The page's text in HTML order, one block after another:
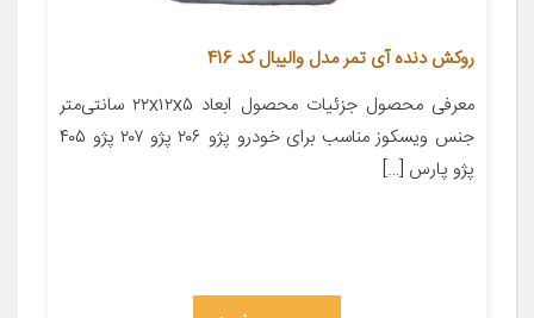
روکش دنده آی تمر مدل والیبال کد 416
معرفی محصول جزئیات محصول ابعاد ۲۲x۱۲x۵ سانتی‌متر
جنس ویسکوز مناسب برای خودرو پژو ۲۰۶ پژو ۲۰۷ پژو ۴۰۵
پژو پارس […]